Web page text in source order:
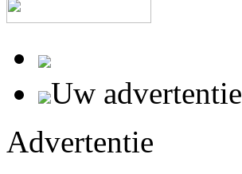
Uw advertentie
Advertentie